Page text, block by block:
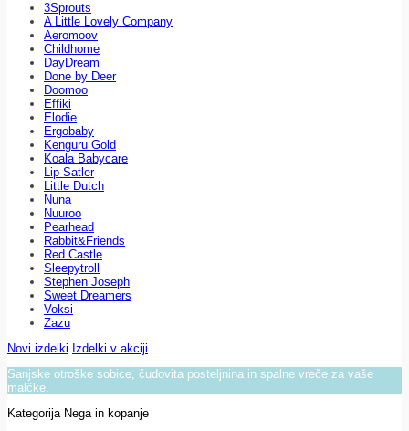
3Sprouts
A Little Lovely Company
Aeromoov
Childhome
DayDream
Done by Deer
Doomoo
Effiki
Elodie
Ergobaby
Kenguru Gold
Koala Babycare
Lip Satler
Little Dutch
Nuna
Nuuroo
Pearhead
Rabbit&Friends
Red Castle
Sleepytroll
Stephen Joseph
Sweet Dreamers
Voksi
Zazu
Novi izdelki Izdelki v akciji
Sanjske otroške sobice, čudovita posteljnina in spalne vreče za vaše
malčke.
Kategorija Nega in kopanje